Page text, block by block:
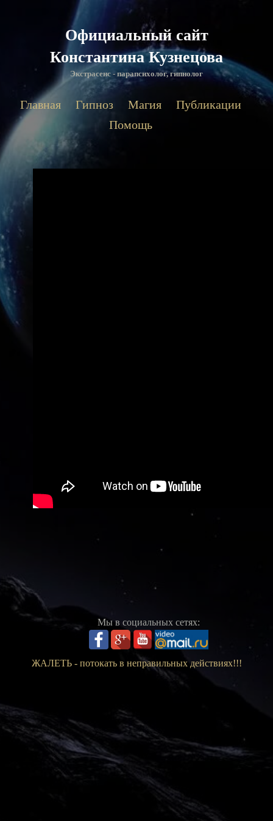
Официальный сайт
Константина Кузнецова
Экстрасенс - парапсихолог, гипнолог
Главная Гипноз Магия
Публикации
Помощь
Мы в социальных сетях:
ЖАЛЕТЬ - потокать в неправильных действиях!!!